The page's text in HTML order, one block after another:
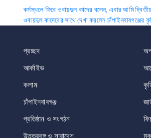
Post
navigation
কর্মস্থলে ফিরে ওবায়দুল কাদের বলেন, এবার আমি
ওবায়দুল কাদেরের সাথে দেখা করলেন
প্রচ্ছদ
আর্কাইভ
কলাম
চাঁপাইনবাবগঞ্জ
প্রতিষ্ঠান ও সংগঠন
উত্তরবঙ্গ ও সারাদেশ